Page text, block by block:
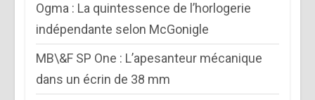
Ogma : La quintessence de l’horlogerie
indépendante selon McGonigle
MB\&F SP One : L’apesanteur mécanique
dans un écrin de 38 mm